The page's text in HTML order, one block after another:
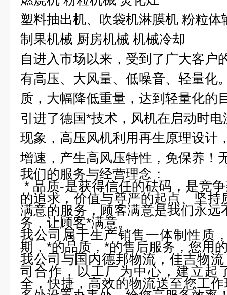
塑料抽出机、吹袋机淋膜机 粉粒体
制果机械 厨房机械 机械冷却
自进入市场以来，受到了广大客户
有高压、大风量、低噪音、轻量化
质，大幅降低重量，达到轻量化的
引进了德国*技术，风机在启动时
现象，高压风机利用再生原理设计
增速，产生高风压特性，免保养！
我们的服务与经营理念：
* 品质-是获得信任的砝码，是竞
的追求，价值与尊严的起点、坚
满意的服务，顾客满意是我们永远
务，让顾客*满意。
我公司属于生产销售一体制性质
期，*的品质，*的售后服务，您用
我公司与国内德邦物流，佳吉物
司合作，以工厂为中心，建立起
全，快捷，高效的物流送至您工